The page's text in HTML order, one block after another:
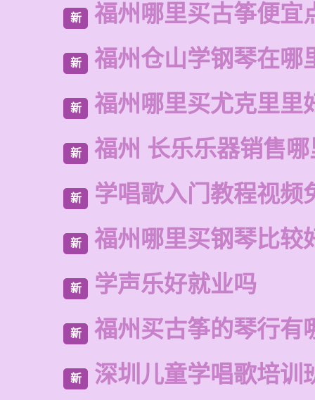
新 福州哪里买古筝便宜
新 福州仓山学钢琴在哪
新 福州哪里买尤克里里
新 福州 长乐乐器销售
新 学唱歌入门教程视频
新 福州哪里买钢琴比较
新 学声乐好就业吗
新 福州买古筝的琴行有
新 深圳儿童学唱歌培训